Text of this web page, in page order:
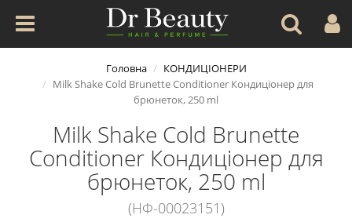
Головна
КОНДИЦІОНЕРИ
Milk Shake Cold Brunette Conditioner Кондиціонер для
брюнеток, 250 ml
Milk Shake Cold Brunette
Conditioner Кондиціонер для
брюнеток, 250 ml
(НФ-00023151)